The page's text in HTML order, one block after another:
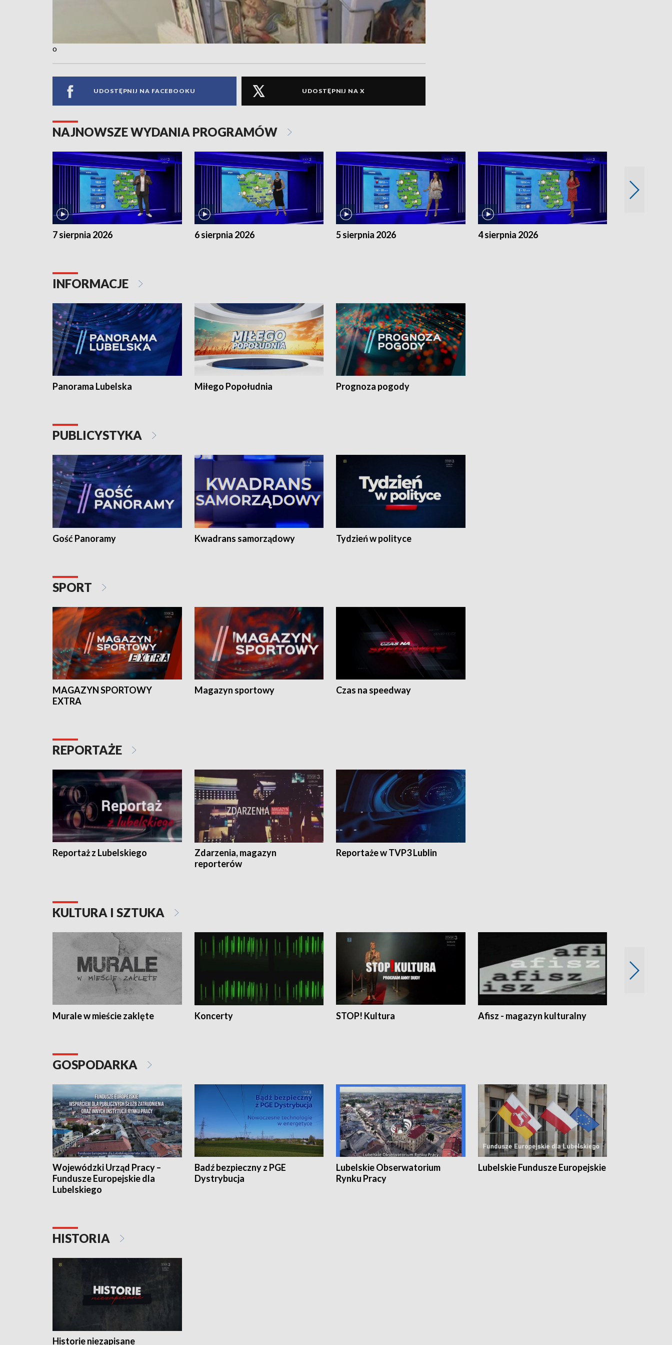
o
UDOSTĘPNIJ NA FACEBOOKU UDOSTĘPNIJ NA X
NAJNOWSZE WYDANIA PROGRAMÓW
7 sierpnia 2026 6 sierpnia 2026 5 sierpnia 2026 4 sierpnia 2026
INFORMACJE
Panorama Lubelska Miłego Popołudnia Prognoza pogody
PUBLICYSTYKA
Gość Panoramy Kwadrans samorządowy Tydzień w polityce
SPORT
MAGAZYN SPORTOWY
EXTRA
Magazyn sportowy Czas na speedway
REPORTAŻE
Reportaż z Lubelskiego
Zdarzenia, magazyn
reporterów
Reportaże w TVP3 Lublin
KULTURA I SZTUKA
Murale w mieście zaklęte Koncerty STOP! Kultura Afisz - magazyn kulturalny
GOSPODARKA
Wojewódzki Urząd Pracy –
Fundusze Europejskie dla
Lubelskiego
Badź bezpieczny z PGE
Dystrybucja
Lubelskie Obserwatorium
Rynku Pracy
Lubelskie Fundusze Europejskie
HISTORIA
Historie niezapisane